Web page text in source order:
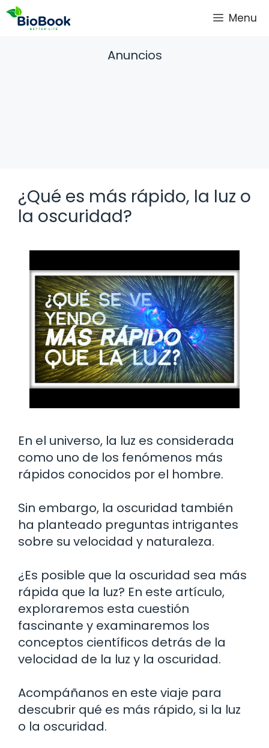
Saltar
Menu
Anuncios
¿Qué es más rápido, la luz o
la oscuridad?
En el universo, la luz es considerada
como uno de los fenómenos más
rápidos conocidos por el hombre.
Sin embargo, la oscuridad también
ha planteado preguntas intrigantes
sobre su velocidad y naturaleza.
¿Es posible que la oscuridad sea más
rápida que la luz? En este artículo,
exploraremos esta cuestión
fascinante y examinaremos los
conceptos científicos detrás de la
velocidad de la luz y la oscuridad.
Acompáñanos en este viaje para
descubrir qué es más rápido, si la luz
o la oscuridad.